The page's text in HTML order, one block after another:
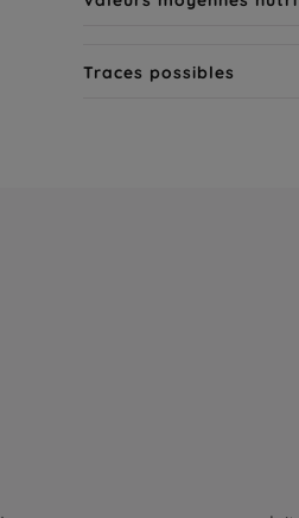
Traces possibles